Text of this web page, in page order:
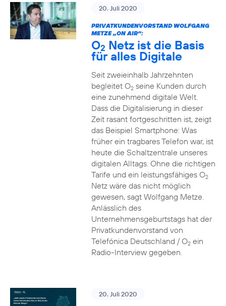
20. Juli 2020
PRIVATKUNDENVORSTAND WOLFGANG
METZE „ON AIR“:
O2 Netz ist die Basis
für alles Digitale
Seit zweieinhalb Jahrzehnten
begleitet O2seine Kunden durch
eine zunehmend digitale Welt.
Dass die Digitalisierung in dieser
Zeit rasant fortgeschritten ist, zeigt
das Beispiel Smartphone: Was
früher ein tragbares Telefon war, ist
heute die Schaltzentrale unseres
digitalen Alltags. Ohne die richtigen
Tarife und ein leistungsfähiges O2
Netz wäre das nicht möglich
gewesen, sagt Wolfgang Metze.
Anlässlich des
Unternehmensgeburtstags hat der
Privatkundenvorstand von
Telefónica Deutschland / O2ein
Radio-Interview gegeben.
20. Juli 2020